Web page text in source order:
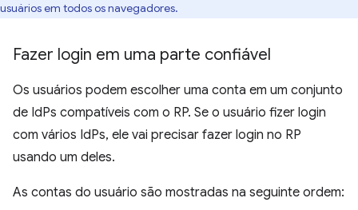
usuários em todos os navegadores.
Fazer login em uma parte confiável
Os usuários podem escolher uma conta em um conjunto
de IdPs compatíveis com o RP. Se o usuário fizer login
com vários IdPs, ele vai precisar fazer login no RP
usando um deles.
As contas do usuário são mostradas na seguinte ordem: